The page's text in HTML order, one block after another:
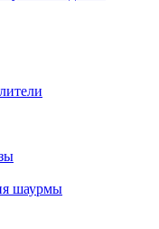
шаурмы